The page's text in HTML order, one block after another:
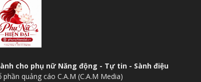
cho phụ nữ Năng động - Tự tin - Sành điệu
quảng cáo C.A.M (C.A.M Media)